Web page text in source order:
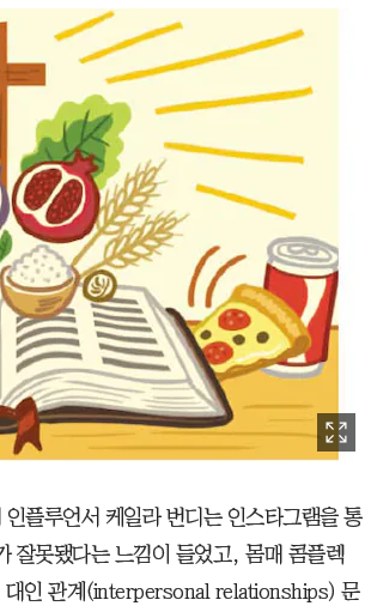
플루언서 케일라 번디는 인스타그램을 통
잘못됐다는 느낌이 들었고, 몸매 콤플렉
인 관계(interpersonal relationships) 문